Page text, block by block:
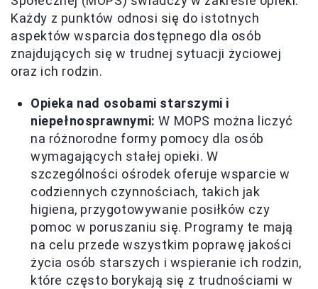
Każdy z punktów odnosi się do istotnych
aspektów wsparcia dostępnego dla osób
znajdujących się w trudnej sytuacji życiowej
oraz ich rodzin.
Opieka nad osobami starszymi i
niepełnosprawnymi: W MOPS można liczyć
na różnorodne formy pomocy dla osób
wymagających stałej opieki. W
szczególności ośrodek oferuje wsparcie w
codziennych czynnościach, takich jak
higiena, przygotowywanie posiłków czy
pomoc w poruszaniu się. Programy te mają
na celu przede wszystkim poprawę jakości
życia osób starszych i wspieranie ich rodzin,
które często borykają się z trudnościami w